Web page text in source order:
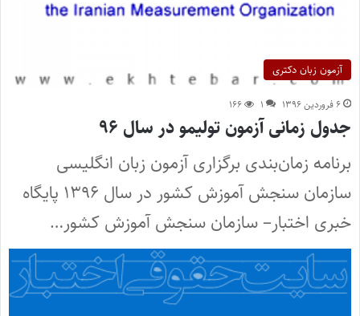
آزمون زبان دکتری
۶ فروردین ۱۳۹۶ ۱ ۱۶۶
جدول زمانی آزمون تولیمو در سال ۹۶
برنامه زمان‌بندی برگزاری آزمون زبان انگلیسی
سازمان سنجش آموزش کشور در سال ۱۳۹۶ پایگاه
خبری اختبار– سازمان سنجش آموزش کشور…